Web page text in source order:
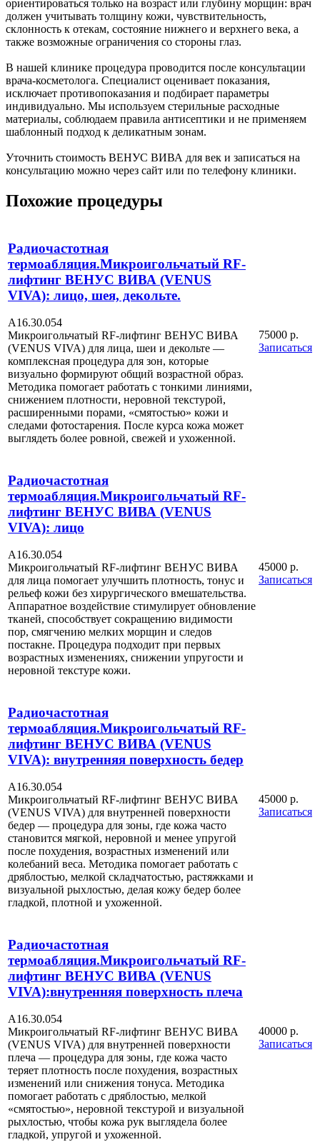
ориентироваться только на возраст или глубину морщин: врач
должен учитывать толщину кожи, чувствительность,
склонность к отекам, состояние нижнего и верхнего века, а
также возможные ограничения со стороны глаз.
В нашей клинике процедура проводится после консультации
врача-косметолога. Специалист оценивает показания,
исключает противопоказания и подбирает параметры
индивидуально. Мы используем стерильные расходные
материалы, соблюдаем правила антисептики и не применяем
шаблонный подход к деликатным зонам.
Уточнить стоимость ВЕНУС ВИВА для век и записаться на
консультацию можно через сайт или по телефону клиники.
Похожие процедуры
Радиочастотная
термоабляция.Микроигольчатый RF-
лифтинг ВЕНУС ВИВА (VENUS
VIVA): лицо, шея, декольте.
А16.30.054
Микроигольчатый RF-лифтинг ВЕНУС ВИВА
(VENUS VIVA) для лица, шеи и декольте —
комплексная процедура для зон, которые
визуально формируют общий возрастной образ.
Методика помогает работать с тонкими линиями,
снижением плотности, неровной текстурой,
расширенными порами, «смятостью» кожи и
следами фотостарения. После курса кожа может
выглядеть более ровной, свежей и ухоженной.
75000 р.
Записаться
Радиочастотная
термоабляция.Микроигольчатый RF-
лифтинг ВЕНУС ВИВА (VENUS
VIVA): лицо
А16.30.054
Микроигольчатый RF-лифтинг ВЕНУС ВИВА
для лица помогает улучшить плотность, тонус и
рельеф кожи без хирургического вмешательства.
Аппаратное воздействие стимулирует обновление
тканей, способствует сокращению видимости
пор, смягчению мелких морщин и следов
постакне. Процедура подходит при первых
возрастных изменениях, снижении упругости и
неровной текстуре кожи.
45000 р.
Записаться
Радиочастотная
термоабляция.Микроигольчатый RF-
лифтинг ВЕНУС ВИВА (VENUS
VIVA): внутренняя поверхность бедер
А16.30.054
Микроигольчатый RF-лифтинг ВЕНУС ВИВА
(VENUS VIVA) для внутренней поверхности
бедер — процедура для зоны, где кожа часто
становится мягкой, неровной и менее упругой
после похудения, возрастных изменений или
колебаний веса. Методика помогает работать с
дряблостью, мелкой складчатостью, растяжками и
визуальной рыхлостью, делая кожу бедер более
гладкой, плотной и ухоженной.
45000 р.
Записаться
Радиочастотная
термоабляция.Микроигольчатый RF-
лифтинг ВЕНУС ВИВА (VENUS
VIVA):внутренняя поверхность плеча
А16.30.054
Микроигольчатый RF-лифтинг ВЕНУС ВИВА
(VENUS VIVA) для внутренней поверхности
плеча — процедура для зоны, где кожа часто
теряет плотность после похудения, возрастных
изменений или снижения тонуса. Методика
помогает работать с дряблостью, мелкой
«смятостью», неровной текстурой и визуальной
рыхлостью, чтобы кожа рук выглядела более
гладкой, упругой и ухоженной.
40000 р.
Записаться